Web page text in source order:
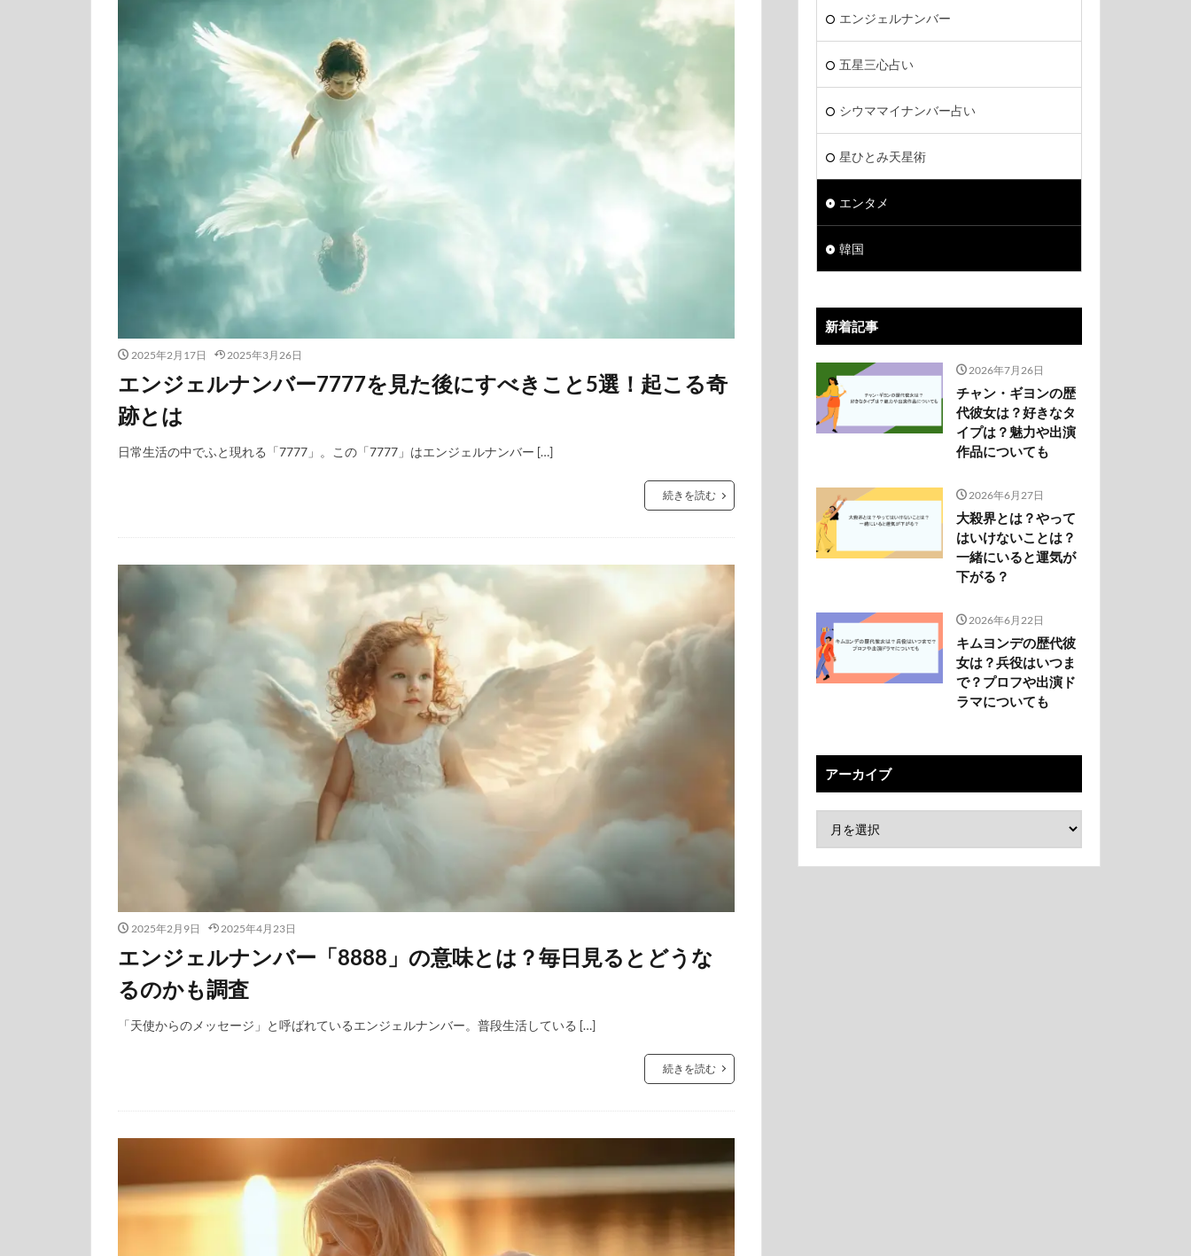
2025年2月17日 2025年3月26日
エンジェルナンバー7777を見た後にすべきこと5選！起こる奇
跡とは
日常生活の中でふと現れる「7777」。この「7777」はエンジェルナンバー […]
続きを読む
2025年2月9日 2025年4月23日
エンジェルナンバー「8888」の意味とは？毎日見るとどうな
るのかも調査
「天使からのメッセージ」と呼ばれているエンジェルナンバー。普段生活している […]
続きを読む
エンジェルナンバー
五星三心占い
シウママイナンバー占い
星ひとみ天星術
エンタメ
韓国
新着記事
2026年7月26日
チャン・ギヨンの歴
代彼女は？好きなタ
イプは？魅力や出演
作品についても
2026年6月27日
大殺界とは？やって
はいけないことは？
一緒にいると運気が
下がる？
2026年6月22日
キムヨンデの歴代彼
女は？兵役はいつま
で？プロフや出演ド
ラマについても
アーカイブ